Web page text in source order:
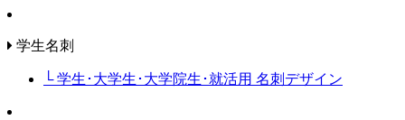
学生名刺
└ 学生･大学生･大学院生･就活用 名刺デザイン